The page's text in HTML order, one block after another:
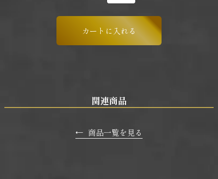
関連商品
← 商品一覧を見る